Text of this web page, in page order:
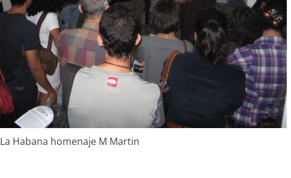
La Habana homenaje M Martin